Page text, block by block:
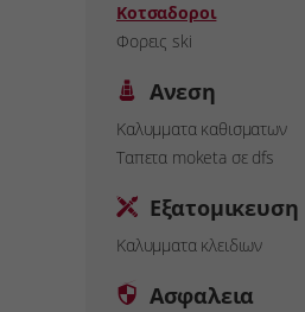
Κοτσαδοροι
Φορεις ski
Ανεση
Καλυμματα καθισματων
Ταπετα moketa σε dfs
Εξατομικευση
Καλυμματα κλειδιων
Ασφαλεια